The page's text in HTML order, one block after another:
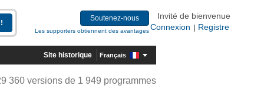
Soutenez-nous
Les supporters obtiennent des avantages
Invité de bienvenue
Connexion
Registre
Site historique Français
360 versions de 1 949 programmes